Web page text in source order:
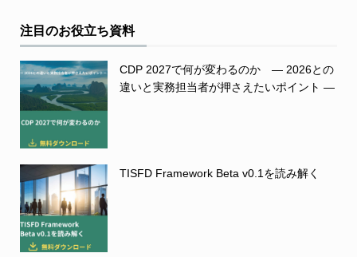
注目のお役立ち資料
CDP 2027で何が変わるのか ― 2026との
違いと実務担当者が押さえたいポイント ―
TISFD Framework Beta v0.1を読み解く